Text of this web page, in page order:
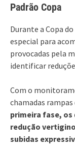
Padrão Copa
Durante a Copa
especial para
provocadas pela
identificar
Com o
chamadas rampas
primeira fase,
redução
subidas